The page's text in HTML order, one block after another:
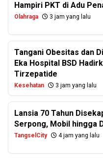
Hampiri PKT di Adu
Olahraga 3 jam yang lalu
Tangani Obesitas dan
Eka Hospital BSD
Tirzepatide
Kesehatan 3 jam yang lalu
Lansia 70 Tahun
Serpong, Mobil hingga
TangselCity 4 jam yang lalu